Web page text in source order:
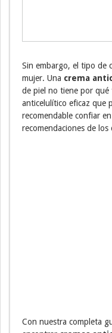
Sin embargo, el tipo de
mujer. Una crema
de piel no tiene por qué
anticelulítico eficaz que
recomendable confiar
recomendaciones de los
Con nuestra completa